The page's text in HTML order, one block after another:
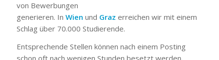
von Bewerbungen
generieren. In Wien und Graz erreichen wir mit einem
Schlag über 70.000 Studierende.
Entsprechende Stellen können nach einem Posting
schon oft nach wenigen Stunden besetzt werden.